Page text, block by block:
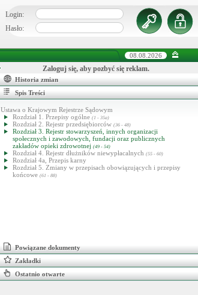
Login:
Hasło:
08.08.2026
Zaloguj się, aby pozbyć się reklam.
Historia zmian
Spis Treści
Ustawa o Krajowym Rejestrze Sądowym
Rozdział 1. Przepisy ogólne (1 - 35a)
Rozdział 2. Rejestr przedsiębiorców (36 - 48)
Rozdział 3. Rejestr stowarzyszeń, innych organizacji
społecznych i zawodowych, fundacji oraz publicznych
zakładów opieki zdrowotnej (49 - 54)
Rozdział 4. Rejestr dłużników niewypłacalnych (55 - 60)
Rozdział 4a, Przepis karny
Rozdział 5. Zmiany w przepisach obowiązujących i przepisy
końcowe (61 - 88)
Powiązane dokumenty
Zakładki
Ostatnio otwarte